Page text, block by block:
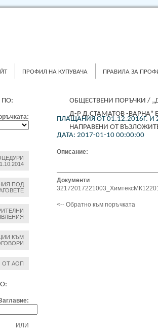
ПРОФИЛ НА КУПУВАЧА ПРАВИЛА ЗА
ПО:
ПОД
КЪМ
ОТ АОП
ИЛИ
ОБЩЕСТВЕНИ ПОРЪЧКИ /
Д-Р Д.СТАМАТОВ -ВАРНА"
НАПРАВЕНИ ОТ
ПЛАЩАНИЯ ОТ 01.12.2016Г. И
ДАТА: 2017-01-10 00:00:00
Описание:
Документи